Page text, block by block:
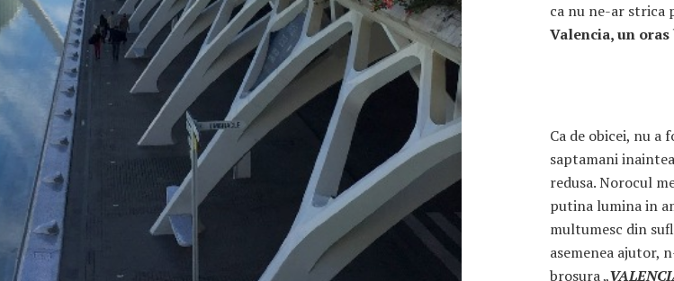
ca nu ne-ar strica
Valencia, un
Ca de obicei, nu
saptamani
redusa. Norocul
putina lumina in
multumesc din
asemenea ajutor,
brosura „